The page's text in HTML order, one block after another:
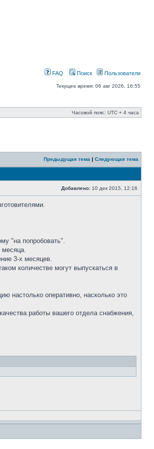
FAQ Поиск Пользователи
Текущее время: 06 авг 2026, 16:55
Часовой пояс: UTC + 4 часа
Предыдущая тема | Следующая тема
Добавлено: 10 дек 2015, 12:16
"на попробовать".
месяца.
3-х месяцев.
количестве могут выпускаться в
настолько оперативно, насколько это
работы вашего отдела снабжения,